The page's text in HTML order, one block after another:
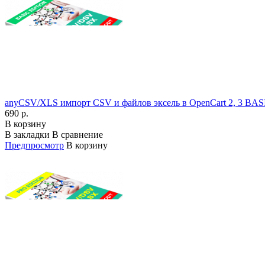
anyCSV/XLS импорт CSV и файлов эксель в OpenCart 2, 3
690 р.
В корзину
В закладки В сравнение
Предпросмотр В корзину